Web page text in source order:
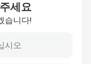
세요
습니다!